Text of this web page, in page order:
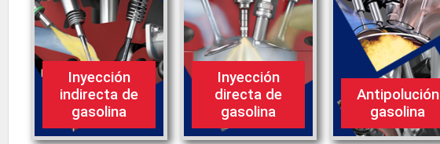
Inyección
indirecta de
gasolina
Inyección
directa de
gasolina
Antipolución
gasolina